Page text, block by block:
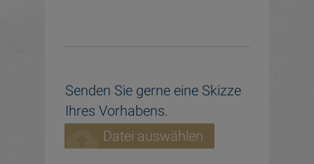
Senden Sie gerne eine Skizze
Ihres Vorhabens.
cloud_upload Datei auswählen